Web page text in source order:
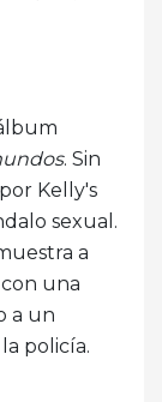
. Sin
Kelly's
sexual.
a
una
a un
policía.